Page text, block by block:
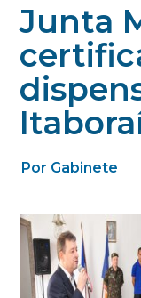
Junta
Por Gabinete